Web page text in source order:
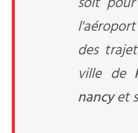
des
ville de
nancyet